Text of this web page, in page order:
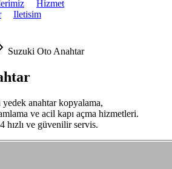
Hizmet
Iletisim
Suzuki Oto Anahtar
anahtar kopyalama,
ve acil kapı açma hizmetleri.
hızlı ve güvenilir servis.